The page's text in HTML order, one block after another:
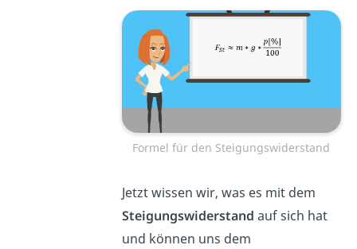
Formel für den Steigungswiderstand
Jetzt wissen wir, was es mit dem
Steigungswiderstand auf sich hat
und können uns dem